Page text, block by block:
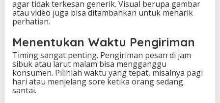
agar tidak terkesan generik. Visual berupa gambar
atau video juga bisa ditambahkan untuk menarik
perhatian.
Menentukan Waktu Pengiriman
Timing sangat penting. Pengiriman pesan di jam
sibuk atau larut malam bisa mengganggu
konsumen. Pilihlah waktu yang tepat, misalnya pagi
hari atau menjelang sore ketika orang sedang
santai.